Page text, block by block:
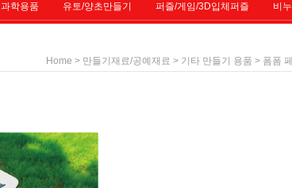
과학용품 유토/양초만들기 퍼즐/게임/3D입체퍼즐 비
Home > 만들기재료/공예재료 > 기타 만들기 용품 > 폼폼